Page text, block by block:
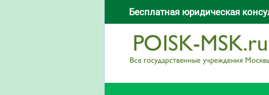
Бесплатная юридическая